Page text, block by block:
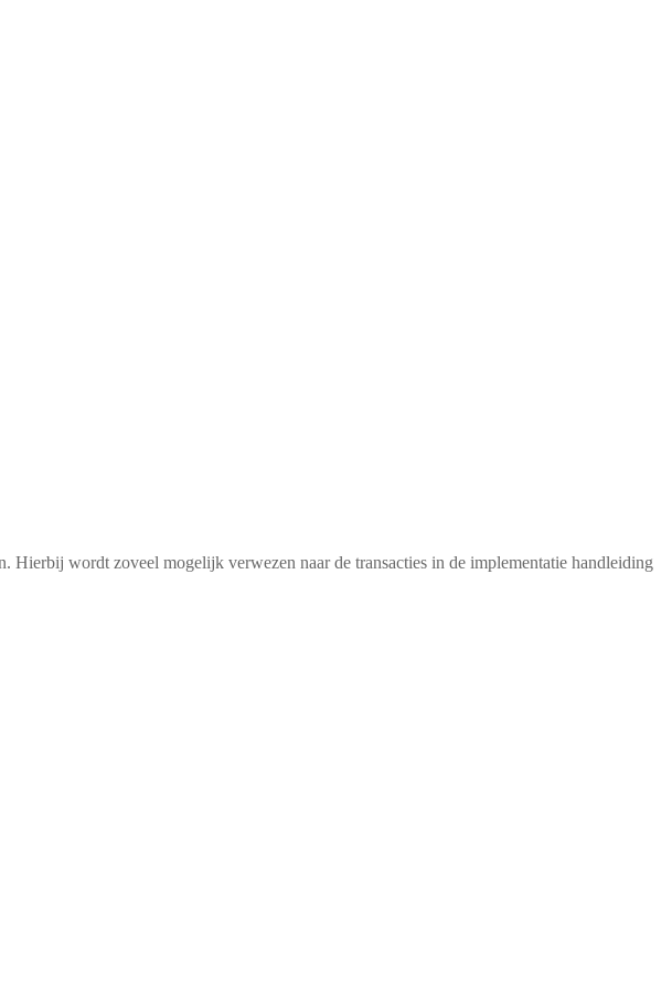
Hierbij wordt zoveel mogelijk verwezen naar de transacties in de implementatie handleiding